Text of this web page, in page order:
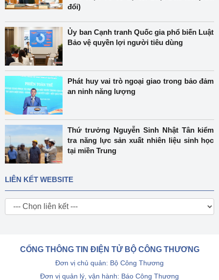
đổi)
Ủy ban Cạnh tranh Quốc gia phổ biến Luật
Bảo vệ quyền lợi người tiêu dùng
Phát huy vai trò ngoại giao trong bảo đảm
an ninh năng lượng
Thứ trưởng Nguyễn Sinh Nhật Tân kiểm
tra năng lực sản xuất nhiên liệu sinh học
tại miền Trung
LIÊN KẾT WEBSITE
CỔNG THÔNG TIN ĐIỆN TỬ BỘ CÔNG THƯƠNG
Đơn vị chủ quản: Bộ Công Thương
Đơn vị quản lý, vận hành: Báo Công Thương